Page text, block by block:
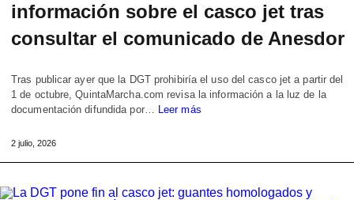
información sobre el casco jet tras
consultar el comunicado de Anesdor
Tras publicar ayer que la DGT prohibiría el uso del casco jet a partir del
1 de octubre, QuintaMarcha.com revisa la información a la luz de la
documentación difundida por… Leer más
2 julio, 2026